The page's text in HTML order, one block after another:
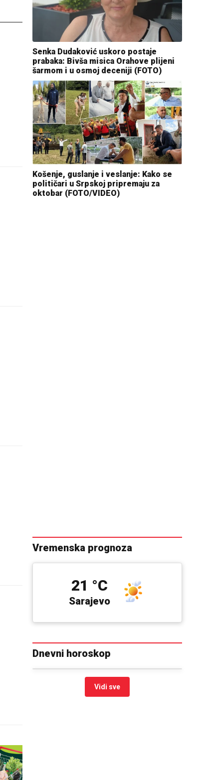
Senka Dudaković uskoro postaje
prabaka: Bivša misica Orahove plijeni
šarmom i u osmoj deceniji (FOTO)
Košenje, guslanje i veslanje: Kako se
političari u Srpskoj pripremaju za
oktobar (FOTO/VIDEO)
Vremenska prognoza
Sarajevo
21 °C
Dnevni horoskop
Vidi sve